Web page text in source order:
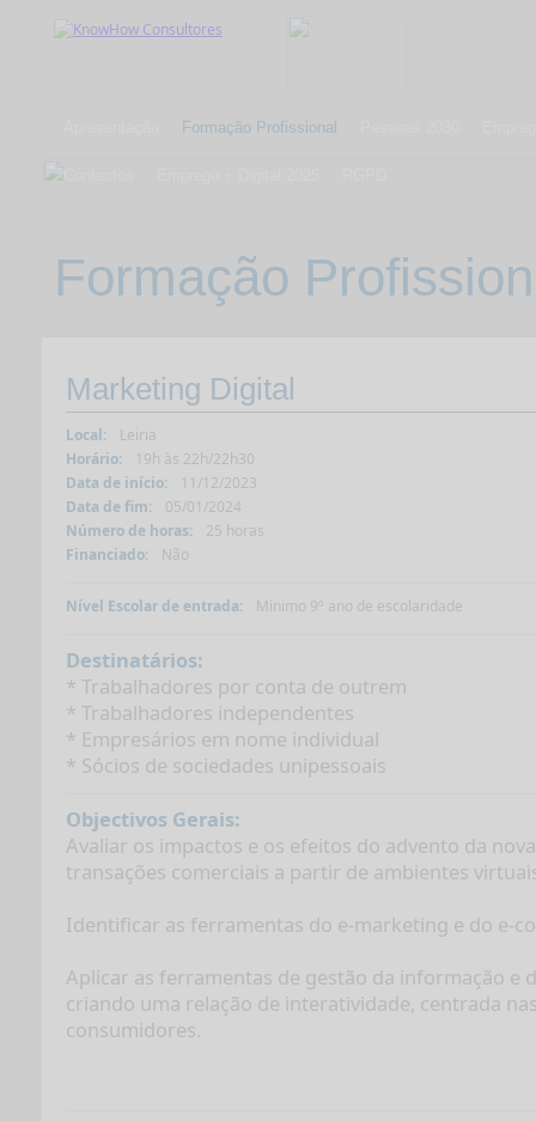
Formação Profissional
Formação
Marketing Digital
Local:
Leiria
Horário:
19h às 22h/22h30
Data de início:
11/12/2023
Data de fim:
05/01/2024
Número de horas:
25 horas
Financiado:
Não
Nível Escolar de entrada: Mínimo 9º ano de escolaridade
Destinatários:
* Trabalhadores por conta de outrem
* Trabalhadores independentes
* Empresários em nome individual
* Sócios de sociedades unipessoais
Objectivos Gerais:
Avaliar os impactos e os efeitos do advento da
transações comerciais a partir de ambientes
Identificar as ferramentas do e-marketing e do e-
Aplicar as ferramentas de gestão da informação e
criando uma relação de interatividade, centrada
consumidores.